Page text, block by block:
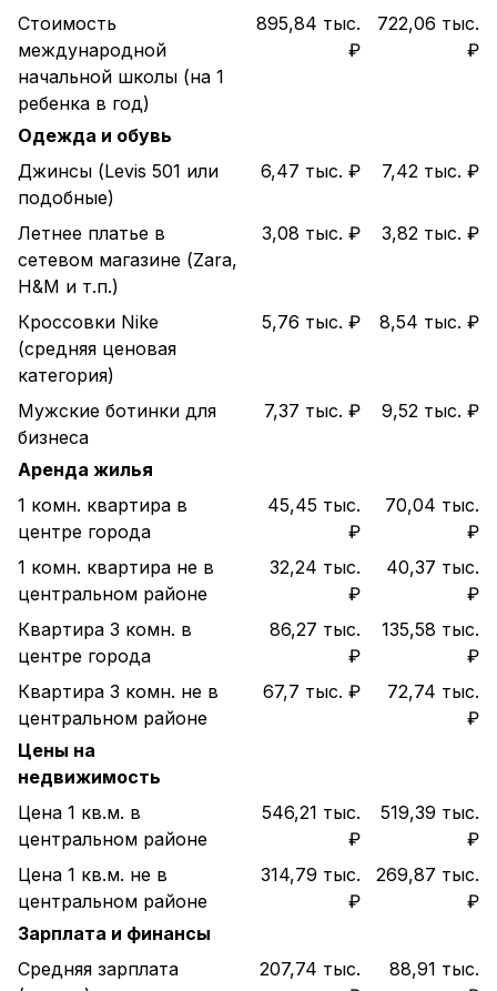
Стоимость
международной
начальной школы (на 1
ребенка в год)
895,84 тыс.
₽
722,06 тыс.
₽
Одежда и обувь
Джинсы (Levis 501 или
подобные)
6,47 тыс. ₽ 7,42 тыс. ₽
Летнее платье в
сетевом магазине (Zara,
H&M и т.п.)
3,08 тыс. ₽ 3,82 тыс. ₽
Кроссовки Nike
(средняя ценовая
категория)
5,76 тыс. ₽ 8,54 тыс. ₽
Мужские ботинки для
бизнеса
7,37 тыс. ₽ 9,52 тыс. ₽
Аренда жилья
1 комн. квартира в
центре города
45,45 тыс.
₽
70,04 тыс.
₽
1 комн. квартира не в
центральном районе
32,24 тыс.
₽
40,37 тыс.
₽
Квартира 3 комн. в
центре города
86,27 тыс.
₽
135,58 тыс.
₽
Квартира 3 комн. не в
центральном районе
67,7 тыс. ₽
72,74 тыс.
₽
Цены на
недвижимость
Цена 1 кв.м. в
центральном районе
546,21 тыс.
₽
519,39 тыс.
₽
Цена 1 кв.м. не в
центральном районе
314,79 тыс.
₽
269,87 тыс.
₽
Зарплата и финансы
Средняя зарплата
207,74 тыс.
88,91 тыс.